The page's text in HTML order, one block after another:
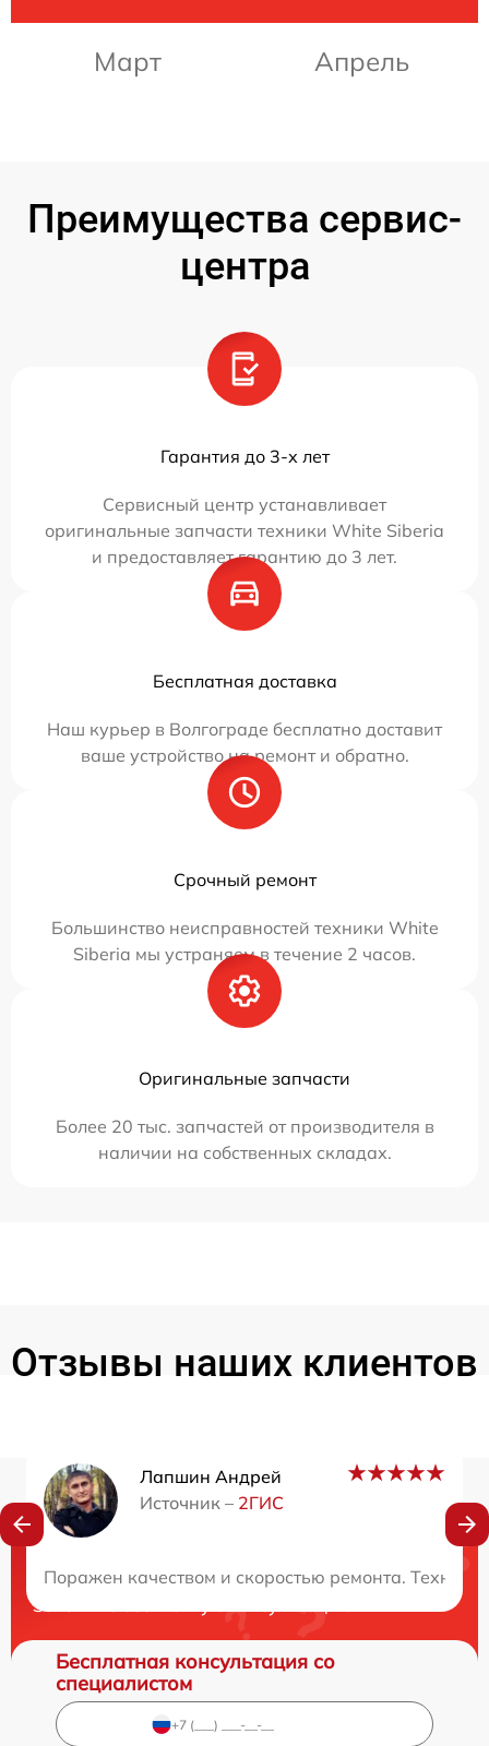
Март Апрель
Преимущества сервис-
центра
Гарантия до 3-х лет
Сервисный центр устанавливает
оригинальные запчасти техники White Siberia
и предоставляет гарантию до 3 лет.
Бесплатная доставка
Наш курьер в Волгограде бесплатно доставит
ваше устройство на ремонт и обратно.
Срочный ремонт
Большинство неисправностей техники White
Siberia мы устраняем в течение 2 часов.
Оригинальные запчасти
Более 20 тыс. запчастей от производителя в
наличии на собственных складах.
Отзывы наших клиентов
Лапшин Андрей
Источник – 2ГИС
Поражен качеством и скоростью ремонта.
Нужна консультация?
Закажите бесплатную консультацию
Бесплатная консультация со
специалистом